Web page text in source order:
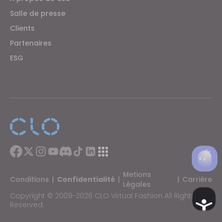
Salle de presse
Clients
Partenaires
ESG
Conditions | Confidentialité | Metions
Légales
| Carrière
Copyright © 2009-2026 CLO Virtual Fashion All Rights
Reserved.